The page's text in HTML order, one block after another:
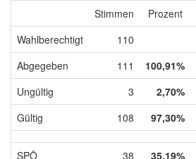
Stimmen
Prozent
Wahlberechtigt
110
Abgegeben
111 100,91%
Ungültig
3 2,70%
Gültig
108 97,30%
SPÖ 38 35,19%